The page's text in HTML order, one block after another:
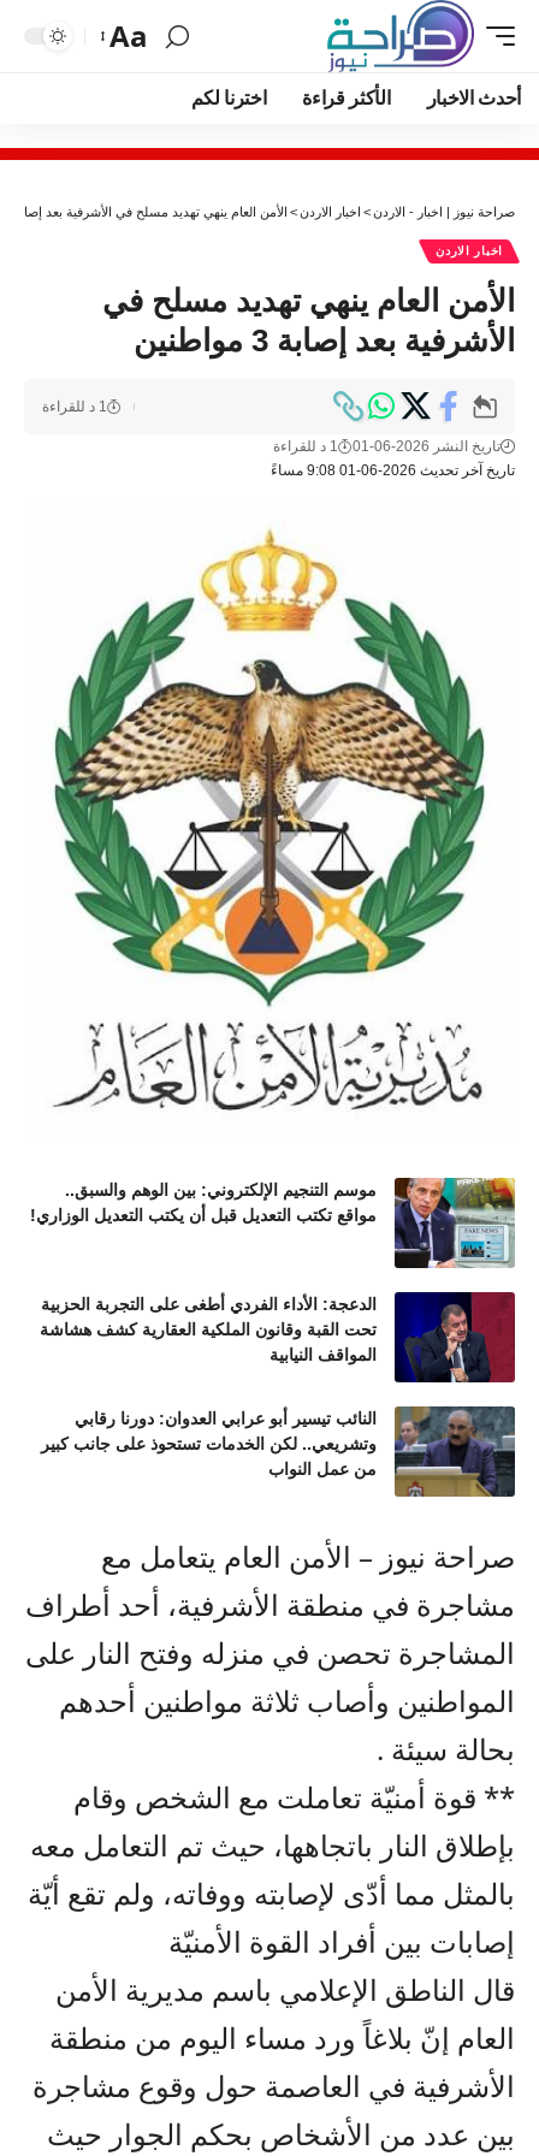
Aa
أحدث الاخبار الأكثر قراءة اخترنا لكم
صراحة نيوز | اخبار - الاردن> اخبار الاردن> الأمن العام ينهي تهديد مسلح في الأشرفية بعد إصابة 3 مواطنين
اخبار الاردن
الأمن العام ينهي تهديد مسلح في
الأشرفية بعد إصابة 3 مواطنين
تاريخ آخر تحديث 2026-06-01 9:08 مساءً
تاريخ النشر 2026-06-01 1 د للقراءة
1 د للقراءة
موسم التنجيم الإلكتروني: بين الوهم والسبق..
مواقع تكتب التعديل قبل أن يكتب التعديل الوزاري!
الدعجة: الأداء الفردي أطغى على التجربة الحزبية
تحت القبة وقانون الملكية العقارية كشف هشاشة
المواقف النيابية
النائب تيسير أبو عرابي العدوان: دورنا رقابي
وتشريعي.. لكن الخدمات تستحوذ على جانب كبير
من عمل النواب
صراحة نيوز – الأمن العام يتعامل مع
مشاجرة في منطقة الأشرفية، أحد أطراف
المشاجرة تحصن في منزله وفتح النار على
المواطنين وأصاب ثلاثة مواطنين أحدهم
بحالة سيئة .
** قوة أمنيّة تعاملت مع الشخص وقام
بإطلاق النار باتجاهها، حيث تم التعامل معه
بالمثل مما أدّى لإصابته ووفاته، ولم تقع أيّة
إصابات بين أفراد القوة الأمنيّة
قال الناطق الإعلامي باسم مديرية الأمن
العام إنّ بلاغاً ورد مساء اليوم من منطقة
الأشرفية في العاصمة حول وقوع مشاجرة
بين عدد من الأشخاص بحكم الجوار حيث